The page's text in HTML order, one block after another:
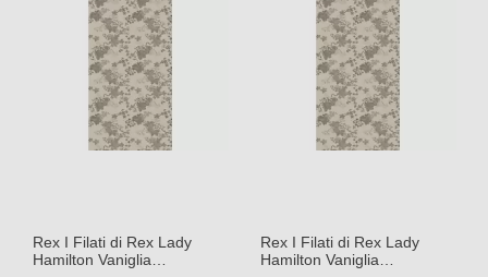
Rex I Filati di Rex Lady
Hamilton Vaniglia
Rex I Filati di Rex Lady
Hamilton Vaniglia